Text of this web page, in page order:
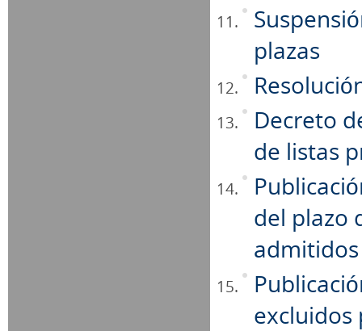
plazas
Decreto
de listas
del plazo